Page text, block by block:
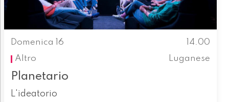
Domenica 16
14.00
Altro
Luganese
Planetario
L'ideatorio